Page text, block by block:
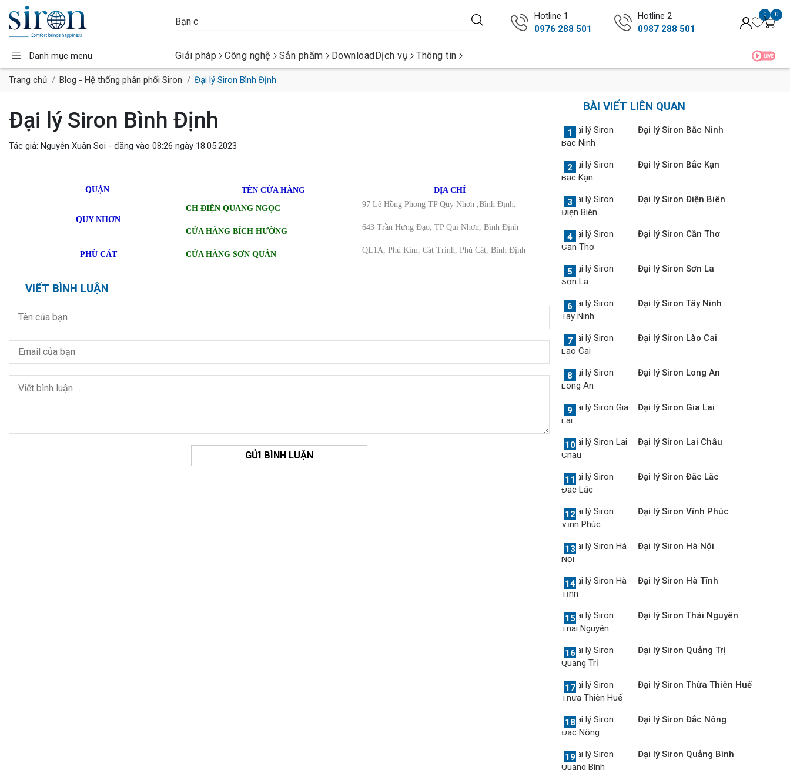
Hotline 1
0976 288 501
Hotline 2
0987 288 501
0 0
Danh mục menu Giải pháp Công nghệ Sản phẩm DownloadDịch vụ Thông tin
Trang chủ Blog - Hệ thống phân phối Siron Đại lý Siron Bình Định
Đại lý Siron Bình Định
Tác giả: Nguyễn Xuân Soi - đăng vào 08:26 ngày 18.05.2023
QUẬN TÊN CỬA HÀNG ĐỊA CHỈ
QUY NHƠN
CH ĐIỆN QUANG NGỌC 97 Lê Hồng Phong TP Quy Nhơn ,Bình Định.
CỬA HÀNG BÍCH HƯỜNG 643 Trần Hưng Đạo, TP Qui Nhơn, Bình Định
PHÙ CÁT CỬA HÀNG SƠN QUÂN QL1A, Phú Kim, Cát Trinh, Phù Cát, Bình Định
VIẾT BÌNH LUẬN
GỬI BÌNH LUẬN
BÀI VIẾT LIÊN QUAN
Đại lý Siron Bắc Ninh
Đại lý Siron Bắc Kạn
Đại lý Siron Điện Biên
Đại lý Siron Cần Thơ
Đại lý Siron Sơn La
Đại lý Siron Tây Ninh
Đại lý Siron Lào Cai
Đại lý Siron Long An
Đại lý Siron Gia Lai
Đại lý Siron Lai Châu
Đại lý Siron Đắc Lắc
Đại lý Siron Vĩnh Phúc
Đại lý Siron Hà Nội
Đại lý Siron Hà Tĩnh
Đại lý Siron Thái Nguyên
Đại lý Siron Quảng Trị
Đại lý Siron Thừa Thiên Huế
Đại lý Siron Đắc Nông
Đại lý Siron Quảng Bình